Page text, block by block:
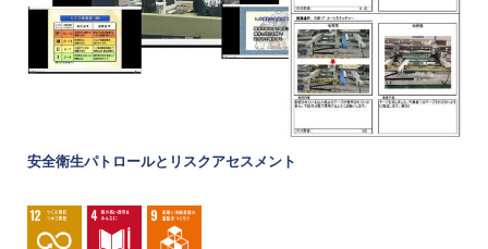
ISOマニュアル／教育訓練